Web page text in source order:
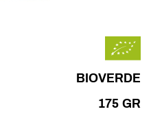
BIOVERDE
175 GR